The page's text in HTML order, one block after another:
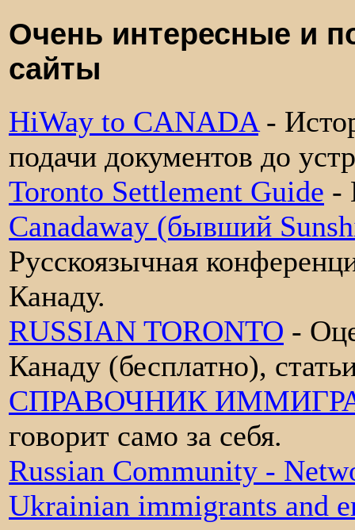
Очень интересные и
сайты
HiWay to CANADA-
подачи документов до
Toronto Settlement Guide -
Сanadaway (бывший
Русскоязычная
Канаду.
RUSSIAN TORONTO -
Канаду (бесплатно),
CПРАВОЧНИК
говорит само за себя.
Russian Community -
Ukrainian immigrants and